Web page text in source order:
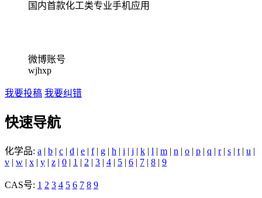
国内首款化工类专业手机应用
微博账号
wjhxp
我要投稿 我要纠错
快速导航
化学品: a | b | c | d | e | f| g | h | i | j | k | l | m | n | o | p | q | r| s | t | u |
v | w | x | y | z | 0 | 1 | 2 | 3 | 4 | 5 | 6 | 7 | 8 | 9
CAS号: 1 2 3 4 5 6 7 8 9